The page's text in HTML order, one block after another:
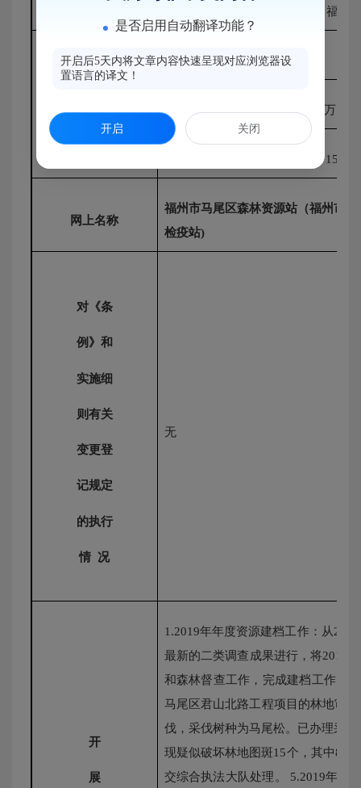
福州
资产
损益
情况
年初数（万元）
30.6715
网上名称
福州市马尾区森林资源站（福州市
检疫站)
对《条
例》和
实施细
则有关
变更登
记规定
的执行
情 况
无
开
展
1.2019年年度资源建档工作：从2019
最新的二类调查成果进行，将2018
和森林督查工作，完成建档工作。
马尾区君山北路工程项目的林地审
伐，采伐树种为马尾松。已办理采伐
现疑似破坏林地图斑15个，其中8
交综合执法大队处理。
5.2019年自
是否启用自动翻译功能？
开启后5天内将文章内容快速呈现对应浏览器设
置语言的译文！
开启 关闭